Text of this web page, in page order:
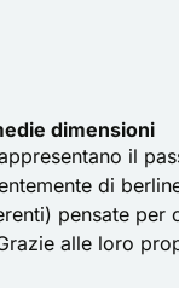
dimensioni
il
di
pensate per
alle loro